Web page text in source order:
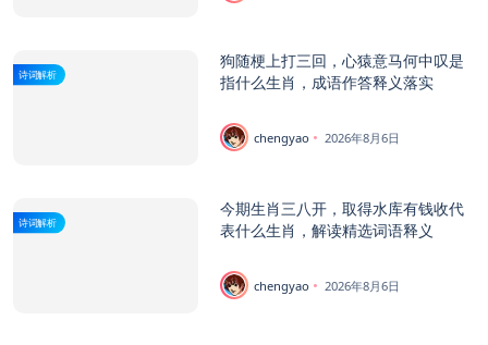
诗词解析
狗随梗上打三回，心猿意马何中叹是
指什么生肖，成语作答释义落实
chengyao 2026年8月6日
诗词解析
今期生肖三八开，取得水库有钱收代
表什么生肖，解读精选词语释义
chengyao 2026年8月6日